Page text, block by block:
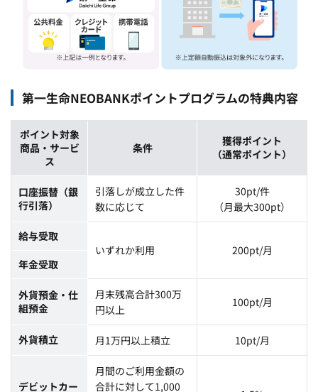
第一生命NEOBANKポイントプログラムの特典内容
ポイント対象
商品・サービ
ス
条件
獲得ポイント
（通常ポイント）
口座振替（銀
行引落）
引落しが成立した件
数に応じて
30pt/件
（月最大300pt）
給与受取
いずれか利用
200pt/月
年金受取
外貨預金・仕
組預金
月末残高合計300万
円以上
100pt/月
外貨積立 月1万円以上積立 10pt/月
デビットカー
月間のご利用金額の
合計に対して1,000